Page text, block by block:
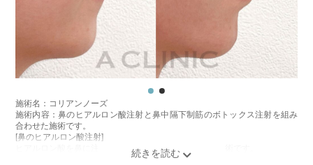
施術名：コリアンノーズ
施術内容：鼻のヒアルロン酸注射と鼻中隔下制筋のボトックス注射を組み
合わせた施術です。
[鼻のヒアルロン酸注射]
ヒアルロン酸を鼻に注入することで、鼻の形を整える施術です。
[鼻中隔下制筋のボトックス注射]